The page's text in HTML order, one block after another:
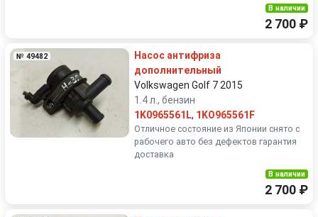
В наличии
2 700 ₽
№ 49482
Насос антифриза
дополнительный
Volkswagen Golf 7 2015
1.4 л., бензин
1K0965561L, 1KO965561F
Отличное состояние из Японии снято с
рабочего авто без дефектов гарантия
доставка
В наличии
2 700 ₽